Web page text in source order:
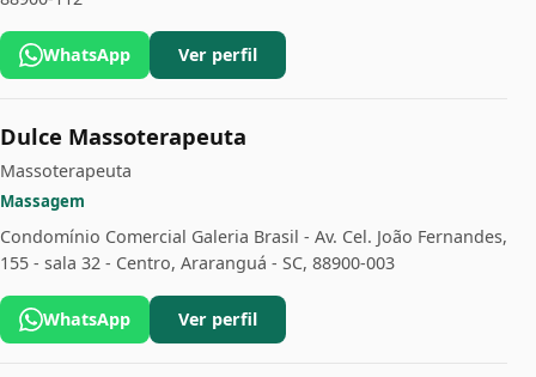
WhatsApp Ver perfil
Dulce Massoterapeuta
Massoterapeuta
Massagem
Condomínio Comercial Galeria Brasil - Av. Cel. João Fernandes,
155 - sala 32 - Centro, Araranguá - SC, 88900-003
WhatsApp Ver perfil